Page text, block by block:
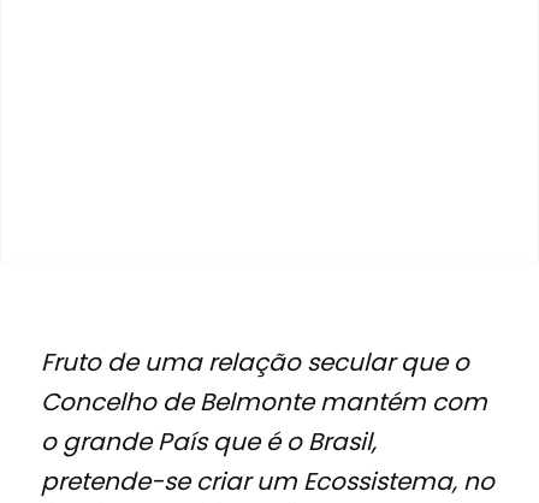
Fruto de uma relação secular que o
Concelho de Belmonte mantém com
o grande País que é o Brasil,
pretende-se criar um Ecossistema, no